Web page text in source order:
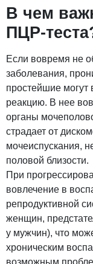
В чем
ПЦР-
Если вовремя не
заболевания,
простейшие могут
реакцию. В нее
органы
страдает от
мочеиспускания,
половой близости.
При
вовлечение в
репродуктивной
женщин,
у мужчин), что
хроническим
возможным